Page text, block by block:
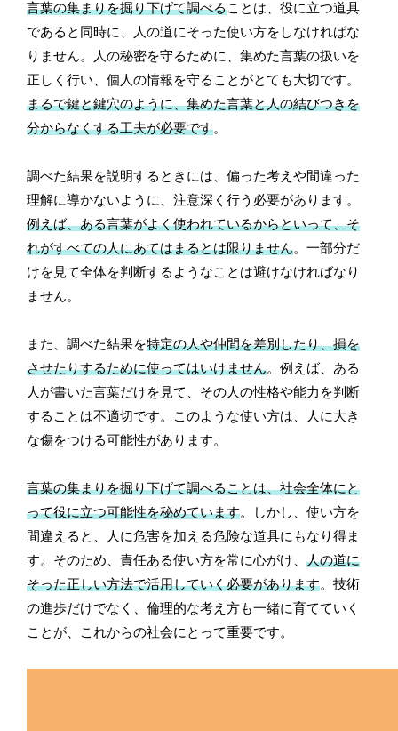
言葉の集まりを掘り下げて調べることは、役に立つ道具
であると同時に、人の道にそった使い方をしなければな
りません。人の秘密を守るために、集めた言葉の扱いを
正しく行い、個人の情報を守ることがとても大切です。
まるで鍵と鍵穴のように、集めた言葉と人の結びつきを
分からなくする工夫が必要です。
調べた結果を説明するときには、偏った考えや間違った
理解に導かないように、注意深く行う必要があります。
例えば、ある言葉がよく使われているからといって、そ
れがすべての人にあてはまるとは限りません。一部分だ
けを見て全体を判断するようなことは避けなければなり
ません。
また、調べた結果を特定の人や仲間を差別したり、損を
させたりするために使ってはいけません。例えば、ある
人が書いた言葉だけを見て、その人の性格や能力を判断
することは不適切です。このような使い方は、人に大き
な傷をつける可能性があります。
言葉の集まりを掘り下げて調べることは、社会全体にと
って役に立つ可能性を秘めています。しかし、使い方を
間違えると、人に危害を加える危険な道具にもなり得ま
す。そのため、責任ある使い方を常に心がけ、人の道に
そった正しい方法で活用していく必要があります。技術
の進歩だけでなく、倫理的な考え方も一緒に育てていく
ことが、これからの社会にとって重要です。